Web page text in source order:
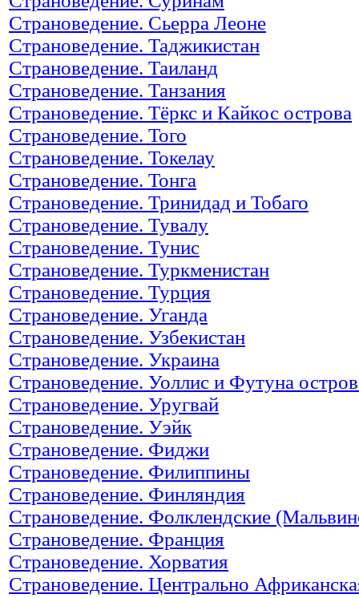
Страноведение. Сьерра Леоне
Страноведение. Таджикистан
Страноведение. Таиланд
Страноведение. Танзания
Страноведение. Тёркс и Кайкос острова
Страноведение. Того
Страноведение. Токелау
Страноведение. Тонга
Страноведение. Тринидад и Тобаго
Страноведение. Тувалу
Страноведение. Тунис
Страноведение. Туркменистан
Страноведение. Турция
Страноведение. Уганда
Страноведение. Узбекистан
Страноведение. Украина
Страноведение. Уоллис и Футуна
Страноведение. Уругвай
Страноведение. Уэйк
Страноведение. Фиджи
Страноведение. Филиппины
Страноведение. Финляндия
Страноведение. Фолклендские
Страноведение. Франция
Страноведение. Хорватия
Страноведение. Центрально